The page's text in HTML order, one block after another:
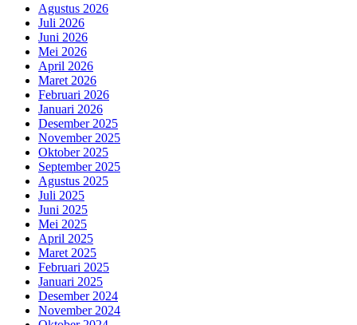
Agustus 2026
Juli 2026
Juni 2026
Mei 2026
April 2026
Maret 2026
Februari 2026
Januari 2026
Desember 2025
November 2025
Oktober 2025
September 2025
Agustus 2025
Juli 2025
Juni 2025
Mei 2025
April 2025
Maret 2025
Februari 2025
Januari 2025
Desember 2024
November 2024